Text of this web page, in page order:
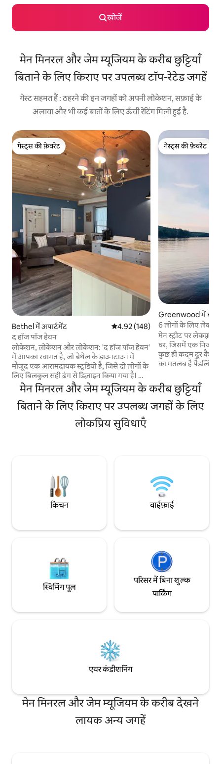
खोजें
मेन मिनरल और जेम म्यूजियम के करीब छुट्टियाँ
बिताने के लिए किराए पर उपलब्ध टॉप-रेटेड जगहें
गेस्ट सहमत हैं : ठहरने की इन जगहों को अपनी लोकेशन, सफ़ाई के
अलावा और भी कई बातों के लिए ऊँची रेटिंग मिली हुई है.
गेस्ट्स की फ़ेवरेट
गेस्ट्स की फ़ेवरेट
Bethel में अपार्टमेंट औसत रेटिंग 5 में से 4.92, 148 समीक्षाएँ
4.92 (148)
द हॉज पॉज हेवन
लोकेशन, लोकेशन और लोकेशन: 'द हॉज पॉज हेवन'
में आपका स्वागत है, जो बेथेल के डाउनटाउन में
मौजूद एक आरामदायक स्टूडियो है, जिसे दो लोगों के
लिए बिलकुल सही ढंग से डिज़ाइन किया गया है। आप
बेथेल इन, गॉल्ड अकादमी और कई स्थानीय दुकानों
और रेस्टोरेंट, बेथेल विलेज बाइकिंग ट्रेल्स से पैदल
दूरी पर हैं, संडे रिवर सिर्फ़ 10 मील दूर है और माउंट
एब्राम 20 मिनट की ड्राइव की दूरी पर है। चाहे आप
स्कीइंग, स्नोबोर्डिंग, हाइकिंग, बाइकिंग, स्नोशूइंग के
लिए आए हों या फिर बस आराम करने और दोस्तों के
गेस्ट्स की फ़ेवरेट
गेस्ट्स की फ़ेवरेट
Greenwood में घर
6 लोगों के लिए लेकफ़्रंट
मेन स्ट्रीट पर लेकफ़्रंट
घर, जिसमें एक निजी
कुछ ही कदम दूर कैनो
का मतलब है पैडलिंग,
स्केटिंग और माउंट
(20 मिनट) पर स्कीइंग। कस्टम किचन,
आधुनिक फ़िनिश,
बेथेल/ग्रीनवुड की
मेन मिनरल और जेम म्यूजियम के करीब छुट्टियाँ
बिताने के लिए किराए पर उपलब्ध जगहों के लिए
लोकप्रिय सुविधाएँ
किचन वाईफ़ाई
स्विमिंग पूल
परिसर में बिना शुल्क
पार्किंग
एयर कंडीशनिंग
मेन मिनरल और जेम म्यूजियम के करीब देखने
लायक अन्य जगहें